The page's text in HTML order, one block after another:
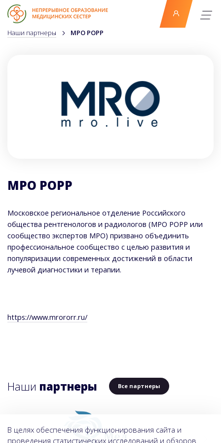
В целях обеспечения функционирования сайта и
проведения статистических исследований и обзоров
Наши партнеры МРО РОРР
МРО РОРР
Московское региональное отделение Российского
общества рентгенологов и радиологов (МРО РОРР или
сообщество экспертов МРО) призвано объединить
профессиональное сообщество с целью развития и
популяризации современных достижений в области
лучевой диагностики и терапии.
https://www.mrororr.ru/
Наши партнеры Все партнеры